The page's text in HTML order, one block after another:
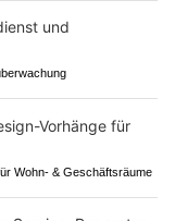
Wohn- & Geschäftsräume